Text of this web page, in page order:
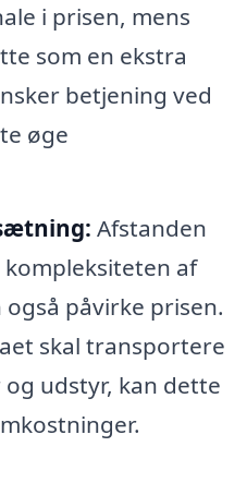
i prisen, mens
som en ekstra
betjening ved
øge
Afstanden
af
påvirke prisen.
skal transportere
udstyr, kan dette